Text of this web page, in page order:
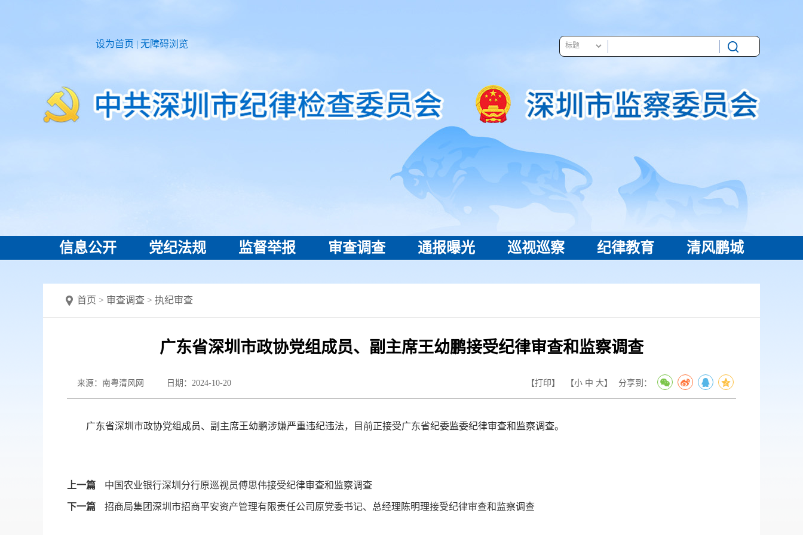
设为首页 | 无障碍浏览
信息公开 党纪法规 监督举报 审查调查 通报曝光 巡视巡察 纪律教育 清风鹏城
首页 > 审查调查 > 执纪审查
广东省深圳市政协党组成员、副主席王幼鹏接受纪律审查和监察调查
来源：南粤清风网 日期：2024-10-20 【打印】 【小 中 大】 分享到：
广东省深圳市政协党组成员、副主席王幼鹏涉嫌严重违纪违法，目前正接受广东省纪委监委纪律审查和监察调查。
上一篇 中国农业银行深圳分行原巡视员傅思伟接受纪律审查和监察调查
下一篇 招商局集团深圳市招商平安资产管理有限责任公司原党委书记、总经理陈明理接受纪律审查和监察调查